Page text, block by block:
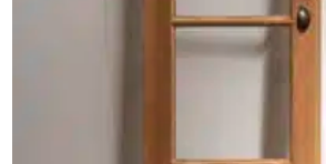
AJOUTER AU PANIER